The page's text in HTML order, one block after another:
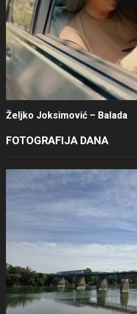
Željko Joksimović – Balada
FOTOGRAFIJA DANA